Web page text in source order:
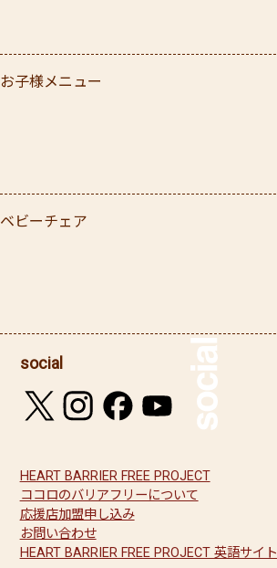
お子様メニュー
ベビーチェア
social
HEART BARRIER FREE PROJECT
ココロのバリアフリーについて
応援店加盟申し込み
お問い合わせ
HEART BARRIER FREE PROJECT 英語サイト